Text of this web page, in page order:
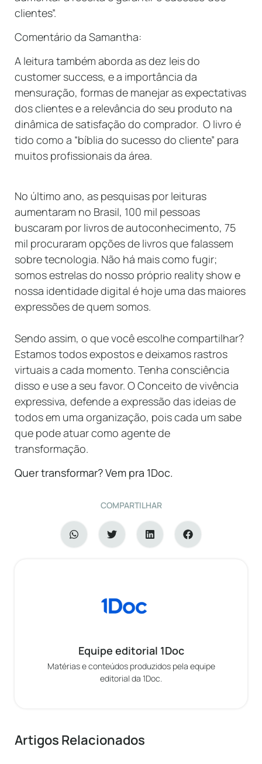
clientes”.
Comentário da Samantha:
A leitura também aborda as dez leis do
customer success, e a importância da
mensuração, formas de manejar as expectativas
dos clientes e a relevância do seu produto na
dinâmica de satisfação do comprador. O livro é
tido como a “bíblia do sucesso do cliente” para
muitos profissionais da área.
No último ano, as pesquisas por leituras
aumentaram no Brasil, 100 mil pessoas
buscaram por livros de autoconhecimento, 75
mil procuraram opções de livros que falassem
sobre tecnologia. Não há mais como fugir;
somos estrelas do nosso próprio reality show e
nossa identidade digital é hoje uma das maiores
expressões de quem somos.
Sendo assim, o que você escolhe compartilhar?
Estamos todos expostos e deixamos rastros
virtuais a cada momento. Tenha consciência
disso e use a seu favor. O Conceito de vivência
expressiva, defende a expressão das ideias de
todos em uma organização, pois cada um sabe
que pode atuar como agente de
transformação.
Quer transformar? Vem pra 1Doc.
COMPARTILHAR
Equipe editorial 1Doc
Matérias e conteúdos produzidos pela equipe
editorial da 1Doc.
Artigos Relacionados